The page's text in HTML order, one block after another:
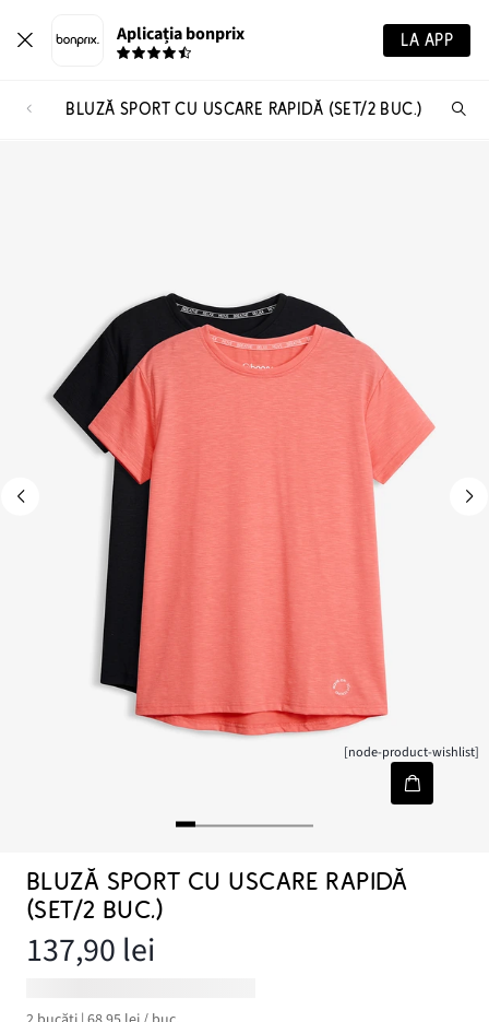
Aplicația bonprix LA APP
BLUZĂ SPORT CU USCARE RAPIDĂ (SET/2 BUC.)
[node-product-wishlist]
BLUZĂ SPORT CU USCARE RAPIDĂ
(SET/2 BUC.)
137,90 lei